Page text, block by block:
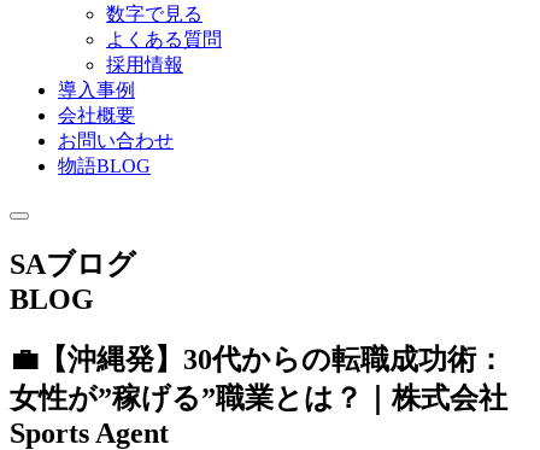
数字で見る
よくある質問
採用情報
導入事例
会社概要
お問い合わせ
物語BLOG
SAブログ
BLOG
💼【沖縄発】30代からの転職成功術：
女性が”稼げる”職業とは？｜株式会社
Sports Agent